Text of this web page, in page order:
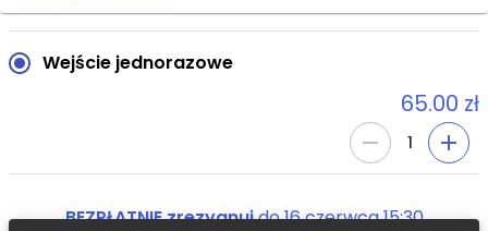
Wejście jednorazowe
65.00 zł
1
BEZPŁATNIE zrezygnujdo16 czerwca 15:30